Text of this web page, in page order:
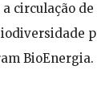
circulação
BioEnergia.